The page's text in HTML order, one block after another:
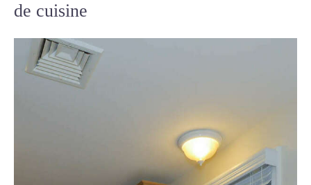
de cuisine